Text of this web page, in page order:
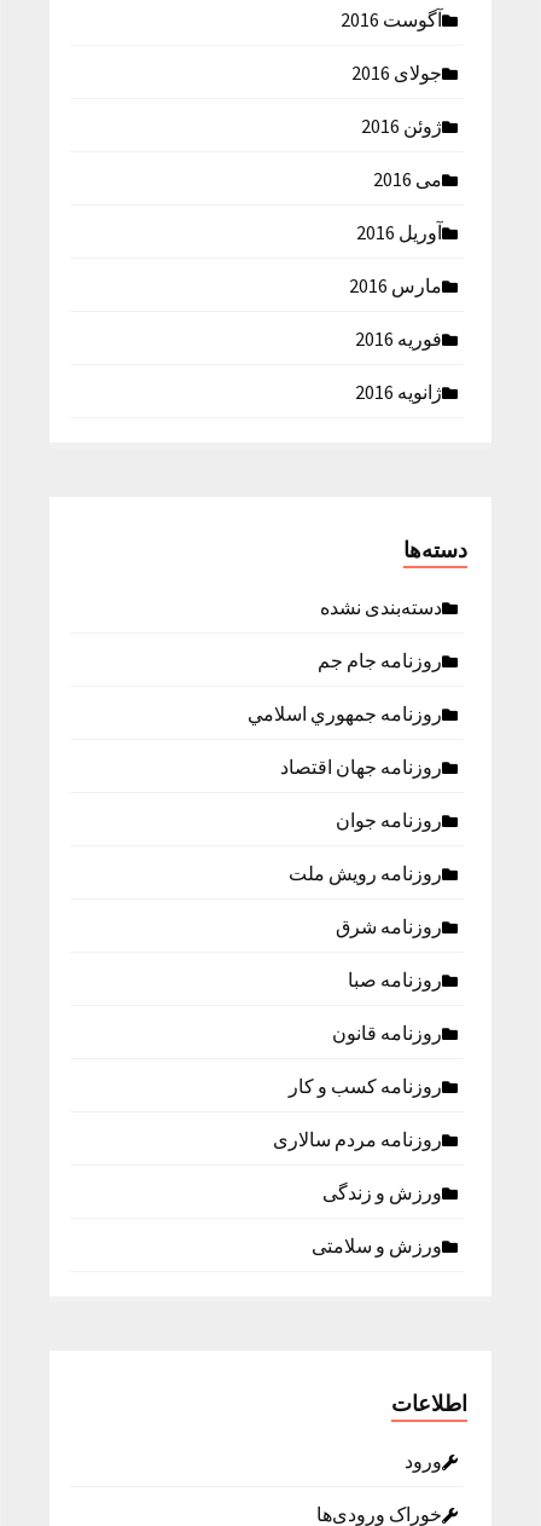
آگوست 2016
جولای 2016
ژوئن 2016
می 2016
آوریل 2016
مارس 2016
فوریه 2016
ژانویه 2016
دسته‌ها
دسته‌بندی نشده
روزنامه جام جم
روزنامه جمهوري اسلامي
روزنامه جهان اقتصاد
روزنامه جوان
روزنامه رویش ملت
روزنامه شرق
روزنامه صبا
روزنامه قانون
روزنامه كسب و كار
روزنامه مردم سالاری
ورزش و زندگی
ورزش و سلامتی
اطلاعات
ورود
خوراک ورودی‌ها